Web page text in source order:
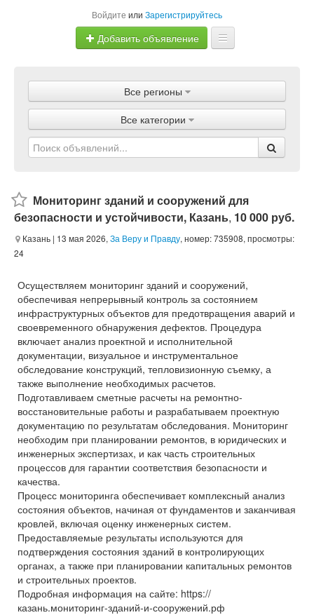
Войдите или Зарегистрируйтесь
Добавить объявление
Объявления
Магазины
Услуги
Все регионы
Все категории
Мониторинг зданий и сооружений для
безопасности и устойчивости, Казань, 10 000 руб.
Казань | 13 мая 2026, За Веру и Правду, номер: 735908, просмотры:
24
Осуществляем мониторинг зданий и сооружений,
обеспечивая непрерывный контроль за состоянием
инфраструктурных объектов для предотвращения аварий и
своевременного обнаружения дефектов. Процедура
включает анализ проектной и исполнительной
документации, визуальное и инструментальное
обследование конструкций, тепловизионную съемку, а
также выполнение необходимых расчетов.
Подготавливаем сметные расчеты на ремонтно-
восстановительные работы и разрабатываем проектную
документацию по результатам обследования. Мониторинг
необходим при планировании ремонтов, в юридических и
инженерных экспертизах, и как часть строительных
процессов для гарантии соответствия безопасности и
качества.
Процесс мониторинга обеспечивает комплексный анализ
состояния объектов, начиная от фундаментов и заканчивая
кровлей, включая оценку инженерных систем.
Предоставляемые результаты используются для
подтверждения состояния зданий в контролирующих
органах, а также при планировании капитальных ремонтов
и строительных проектов.
Подробная информация на сайте: https://
казань.мониторинг-зданий-и-сооружений.рф